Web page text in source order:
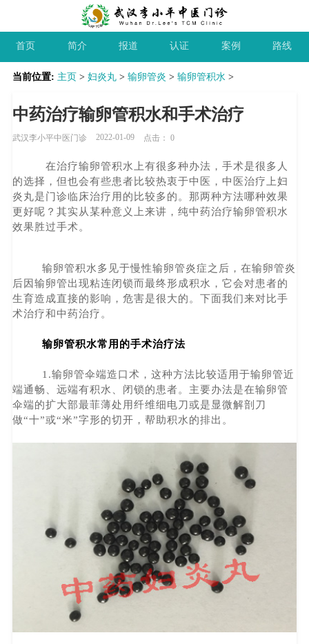
首页 简介 报道 认证 案例 路线
当前位置: 主页> 妇炎丸> 输卵管炎 > 输卵管积水 >
中药治疗输卵管积水和手术治疗
武汉李小平中医门诊 2022-01-09 点击：0
在治疗输卵管积水上有很多种办法，手术是很多人
的选择，但也会有些患者比较热衷于中医，中医治疗上妇
炎丸是门诊临床治疗用的比较多的。那两种方法哪种效果
更好呢？其实从某种意义上来讲，纯中药治疗输卵管积水
效果胜过手术。
输卵管积水多见于慢性输卵管炎症之后，在输卵管炎
后因输卵管出现粘连闭锁而最终形成积水，它会对患者的
生育造成直接的影响，危害是很大的。下面我们来对比手
术治疗和中药治疗。
输卵管积水常用的手术治疗法
1.输卵管伞端造口术，这种方法比较适用于输卵管近
端通畅、远端有积水、闭锁的患者。主要办法是在输卵管
伞端的扩大部最菲薄处用纤维细电刀或是显微解剖刀
做“十”或“米”字形的切开，帮助积水的排出。